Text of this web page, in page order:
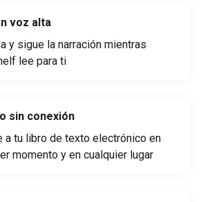
voz alta
y sigue la narración mientras
lee para ti
sin conexión
a tu libro de texto electrónico en
momento y en cualquier lugar